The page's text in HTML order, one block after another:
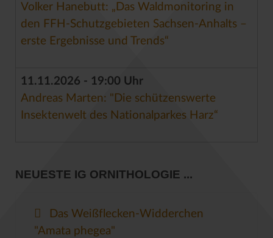
Volker Hanebutt: „Das Waldmonitoring in
den FFH-Schutzgebieten Sachsen-Anhalts –
erste Ergebnisse und Trends“
11.11.2026 - 19:00 Uhr
Andreas Marten: "Die schützenswerte
Insektenwelt des Nationalparkes Harz“
NEUESTE IG ORNITHOLOGIE ...
Das Weißflecken-Widderchen
"Amata phegea"